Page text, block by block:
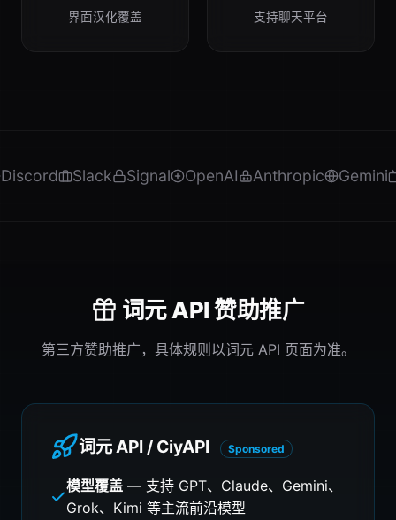
界面汉化覆盖 支持聊天平台
Slack Signal OpenAI Anthropic Gemini
词元 API 赞助推广
第三方赞助推广，具体规则以词元 API 页面为准。
词元 API / CiyAPI Sponsored
模型覆盖 — 支持 GPT、Claude、Gemini、
Grok、Kimi 等主流前沿模型